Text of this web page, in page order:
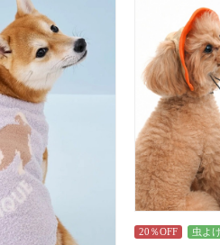
20％OFF 虫よけ